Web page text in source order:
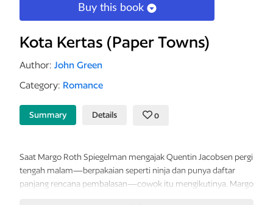
Buy this book
Kota Kertas (Paper Towns)
Author: John Green
Category: Romance
Summary Details 0
Saat Margo Roth Spiegelman mengajak Quentin Jacobsen pergi
tengah malam—berpakaian seperti ninja dan punya daftar
panjang rencana pembalasan—cowok itu mengikutinya. Margo